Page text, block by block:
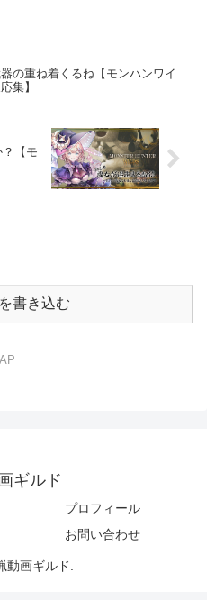
の重ね着くるね【モンハンワイ
集】
【モ
書き込む
ギルド
プロフィール
お問い合わせ
画ギルド.